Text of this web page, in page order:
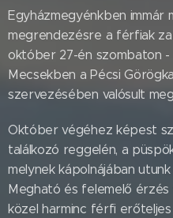
Egyházmegyénkben immár
megrendezésre a férfiak
október 27-én szombaton
Mecsekben a Pécsi
szervezésében valósult
Október végéhez képest
találkozó reggelén, a
melynek kápolnájában
Megható és felemelő érzés
közel harminc férfi